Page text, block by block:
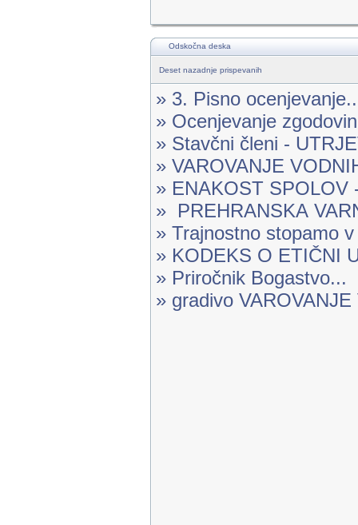
Odskočna deska
Deset nazadnje prispevanih
» 3. Pisno
» Ocenjevanje
» Stavčni členi -
» VAROVANJE
» ENAKOST SPOLOV
» PREHRANSKA
» Trajnostno stopamo
» KODEKS O ETIČNI
» Priročnik Bogastvo...
» gradivo